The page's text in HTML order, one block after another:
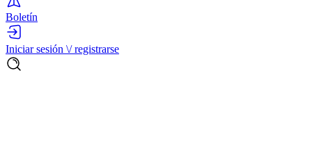
Boletín
Iniciar sesión \/ registrarse